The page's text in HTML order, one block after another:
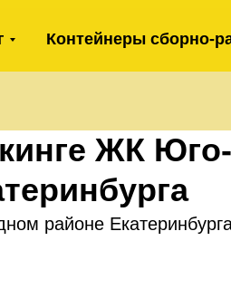
Контейнеры сборно-
ЖК Юго-
районе